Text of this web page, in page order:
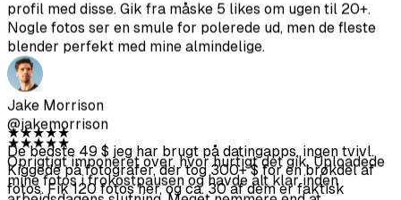
Hannah Lee
@hannahlee
★★★
Begyndte at få langt flere matches efter at opdatere min
profil med disse. Gik fra måske 5 likes om ugen til 20+.
Nogle fotos ser en smule for polerede ud, men de fleste
blender perfekt med mine almindelige.
★★★ ★★
De bedste 49 $ jeg har brugt på datingapps, ingen tvivl.
Kiggede på fotografer, der tog 300+ $ for en brøkdel af
fotos. Fik 120 fotos her, og ca. 30 af dem er faktisk
brugbare.
Mateo Rodriguez
@mateorod
★★★★★